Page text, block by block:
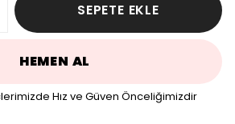
SEPETE EKLE
HEMEN AL
Hız ve Güven Önceliğimizdir